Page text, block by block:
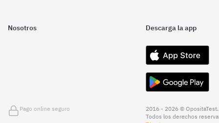
Nosotros Descarga la app
Pago online seguro
2016 - 2026 © OpositaTest.
Todos los derechos